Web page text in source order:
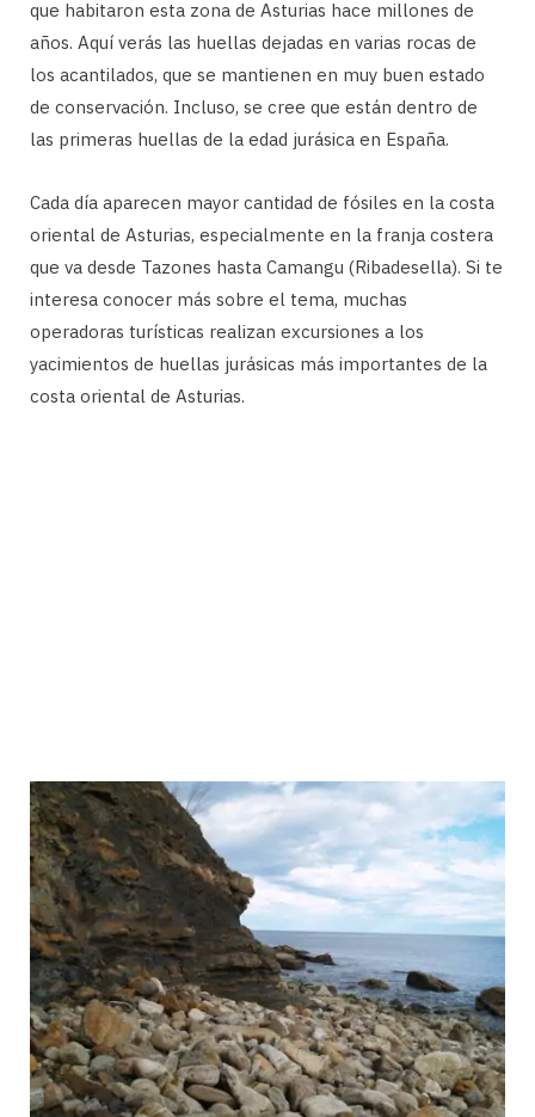
que habitaron esta zona de Asturias hace millones de
años. Aquí verás las huellas dejadas en varias rocas de
los acantilados, que se mantienen en muy buen estado
de conservación. Incluso, se cree que están dentro de
las primeras huellas de la edad jurásica en España.
Cada día aparecen mayor cantidad de fósiles en la costa
oriental de Asturias, especialmente en la franja costera
que va desde Tazones hasta Camangu (Ribadesella). Si te
interesa conocer más sobre el tema, muchas
operadoras turísticas realizan excursiones a los
yacimientos de huellas jurásicas más importantes de la
costa oriental de Asturias.